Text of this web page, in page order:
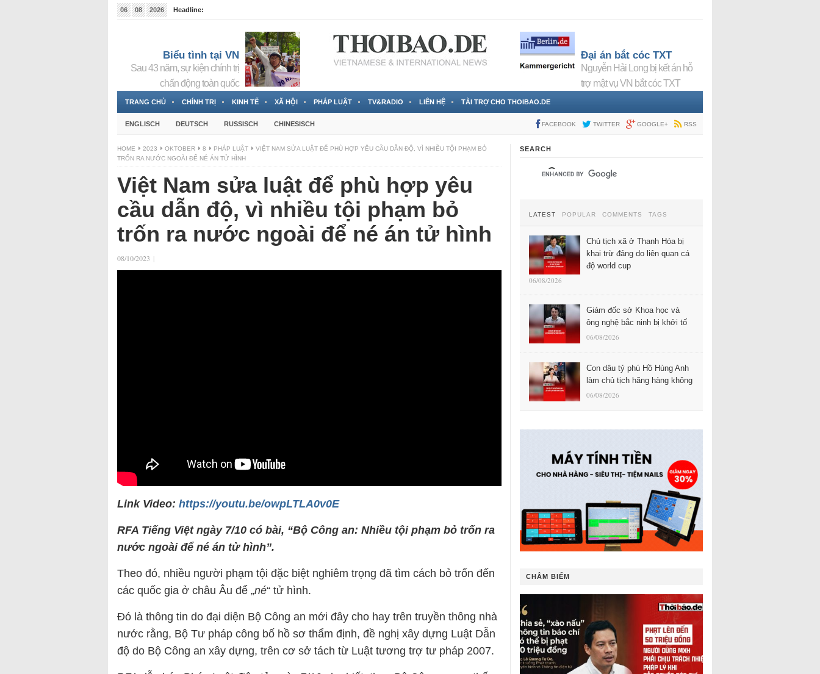
06 08 2026
Headline:
Biểu tình tại VN
Sau 43 năm, sự kiện chính trị
chấn động toàn quốc
Đại án bắt cóc TXT
Nguyễn Hải Long bị kết án hỗ
trợ mật vụ VN bắt cóc TXT
TRANG CHỦ CHÍNH TRỊ KINH TẾ XÃ HỘI PHÁP LUẬT TV&RADIO LIÊN HỆ TÀI TRỢ CHO THOIBAO.DE
ENGLISCH DEUTSCH RUSSISCH CHINESISCH FACEBOOK TWITTER GOOGLE+ RSS
HOME 2023 OKTOBER 8 PHÁP LUẬT
VIỆT NAM SỬA LUẬT ĐỂ PHÙ HỢP YÊU CẦU DẪN ĐỘ, VÌ NHIỀU TỘI PHẠM BỎ
TRỐN RA NƯỚC NGOÀI ĐỂ NÉ ÁN TỬ HÌNH
Việt Nam sửa luật để phù hợp yêu
cầu dẫn độ, vì nhiều tội phạm bỏ
trốn ra nước ngoài để né án tử hình
08/10/2023 |
Link Video: https://youtu.be/owpLTLA0v0E
RFA Tiếng Việt ngày 7/10 có bài, “Bộ Công an: Nhiều tội phạm bỏ trốn ra
nước ngoài để né án tử hình”.
Theo đó, nhiều người phạm tội đặc biệt nghiêm trọng đã tìm cách bỏ trốn đến
các quốc gia ở châu Âu để „né“ tử hình.
Đó là thông tin do đại diện Bộ Công an mới đây cho hay trên truyền thông nhà
nước rằng, Bộ Tư pháp công bố hồ sơ thẩm định, đề nghị xây dựng Luật Dẫn
độ do Bộ Công an xây dựng, trên cơ sở tách từ Luật tương trợ tư pháp 2007.
SEARCH
LATEST POPULAR COMMENTS TAGS
Chủ tịch xã ở Thanh Hóa bị
khai trừ đảng do liên quan cá
độ world cup
06/08/2026
Giám đốc sở Khoa học và
ông nghệ bắc ninh bị khởi tố
06/08/2026
Con dâu tỷ phú Hồ Hùng Anh
làm chủ tịch hãng hàng không
06/08/2026
CHÂM BIẾM